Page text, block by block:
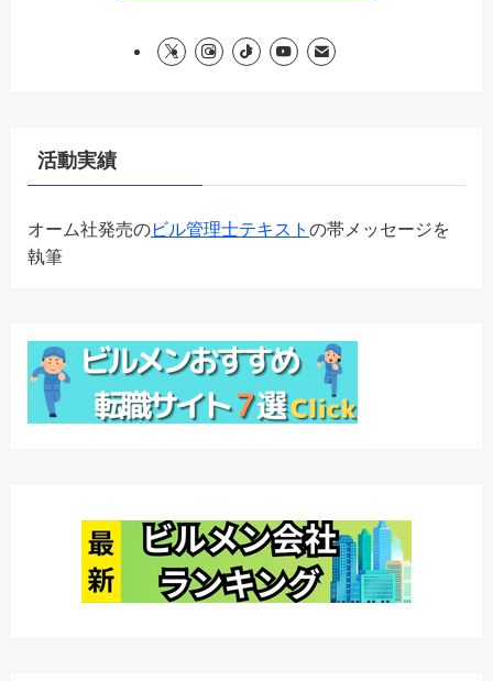
活動実績
オーム社発売のビル管理士テキスト の帯メッセージを
執筆